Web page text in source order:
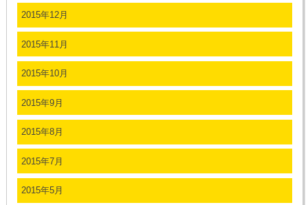
2015年12月
2015年11月
2015年10月
2015年9月
2015年8月
2015年7月
2015年5月